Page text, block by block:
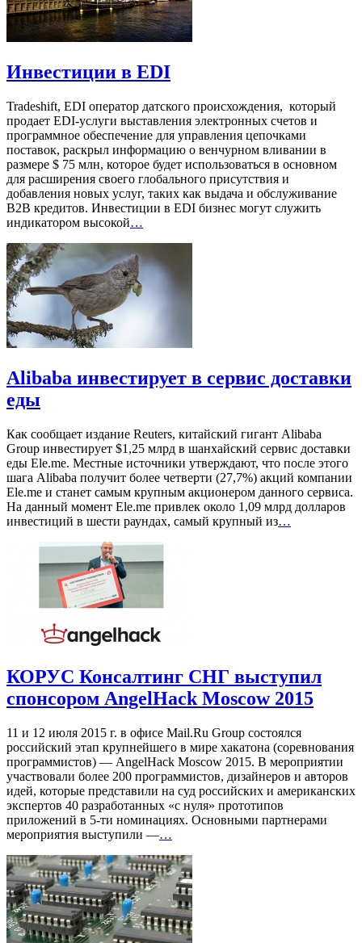
Инвестиции в EDI
Tradeshift, EDI оператор датского происхождения, который
продает EDI-услуги выставления электронных счетов и
программное обеспечение для управления цепочками
поставок, раскрыл информацию о венчурном вливании в
размере $ 75 млн, которое будет использоваться в основном
для расширения своего глобального присутствия и
добавления новых услуг, таких как выдача и обслуживание
B2B кредитов. Инвестиции в EDI бизнес могут служить
индикатором высокой…
Alibaba инвестирует в сервис доставки
еды
Как сообщает издание Reuters, китайский гигант Alibaba
Group инвестирует $1,25 млрд в шанхайский сервис доставки
еды Ele.me. Местные источники утверждают, что после этого
шага Alibaba получит более четверти (27,7%) акций компании
Ele.me и станет самым крупным акционером данного сервиса.
На данный момент Ele.me привлек около 1,09 млрд долларов
инвестиций в шести раундах, самый крупный из…
КОРУС Консалтинг СНГ выступил
спонсором AngelHack Moscow 2015
11 и 12 июля 2015 г. в офисе Mail.Ru Group состоялся
российский этап крупнейшего в мире хакатона (соревнования
программистов) — AngelHack Moscow 2015. В мероприятии
участвовали более 200 программистов, дизайнеров и авторов
идей, которые представили на суд российских и американских
экспертов 40 разработанных «с нуля» прототипов
приложений в 5-ти номинациях. Основными партнерами
мероприятия выступили —…